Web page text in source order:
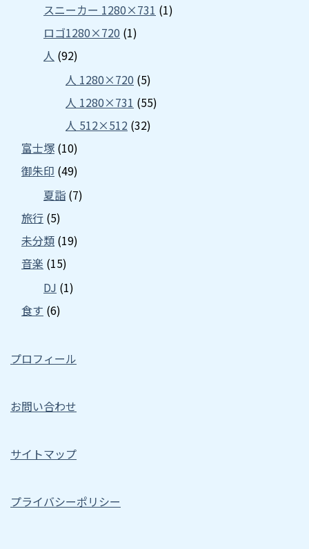
スニーカー 1280×731 (1)
ロゴ1280×720 (1)
人 (92)
人 1280×720 (5)
人 1280×731 (55)
人 512×512 (32)
富士塚 (10)
御朱印 (49)
夏詣 (7)
旅行 (5)
未分類 (19)
音楽 (15)
DJ (1)
食す (6)
プロフィール
お問い合わせ
サイトマップ
プライバシーポリシー